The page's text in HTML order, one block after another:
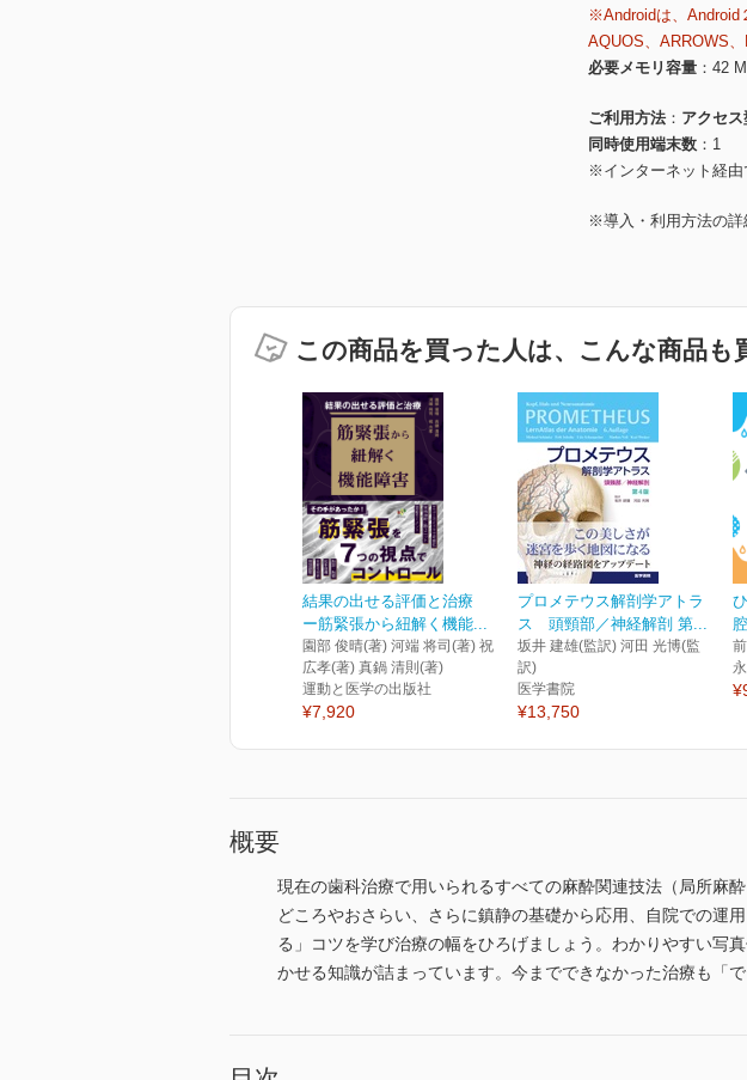
※Androidは、Android
AQUOS、ARROWS
必要メモリ容量
42
ご利用方法
アクセス
同時使用端末数
1
※インターネット経由
※導入・利用方法の詳
この商品を買った人は、こんな商品も
結果の出せる評価と治療
ー筋緊張から紐解く機能...
園部 俊晴(著) 河端 将司(著) 祝
広孝(著) 真鍋 清則(著)
運動と医学の出版社
¥7,920
プロメテウス解剖学アトラ
ス 頭頸部／神経解剖 第...
坂井 建雄(監訳) 河田 光博(監
訳)
医学書院
¥13,750
概要
現在の歯科治療で用いられるすべての麻酔関連技法（局所麻
どころやおさらい、さらに鎮静の基礎から応用、自院での運
る」コツを学び治療の幅をひろげましょう。わかりやすい写
かせる知識が詰まっています。今までできなかった治療も「